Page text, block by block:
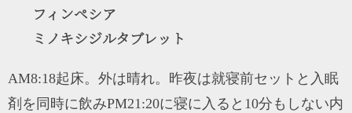
フィンペシア
ミノキシジルタブレット
AM8:18起床。外は晴れ。昨夜は就寝前セットと入眠
剤を同時に飲みPM21:20に寝に入ると10分もしない内